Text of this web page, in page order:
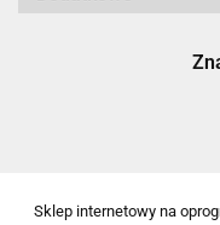
Sklep internetowy na